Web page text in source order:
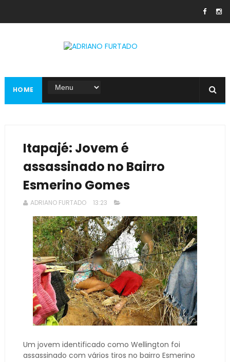
HOME
Itapajé: Jovem é
assassinado no Bairro
Esmerino Gomes
ADRIANO FURTADO 13:23
Um jovem identificado como Wellington foi
assassinado com vários tiros no bairro Esmerino